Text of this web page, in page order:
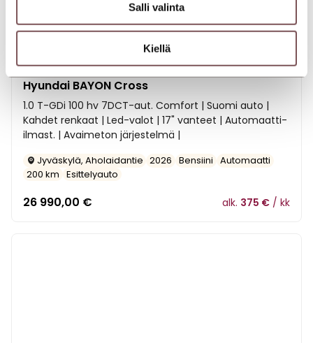
Salli valinta
Kiellä
Hyundai BAYON Cross
1.0 T-GDi 100 hv 7DCT-aut. Comfort | Suomi auto |
Kahdet renkaat | Led-valot | 17" vanteet | Automaatti-
ilmast. | Avaimeton järjestelmä |
Jyväskylä, Aholaidantie 2026 Bensiini Automaatti
200 km Esittelyauto
26 990,00 € alk. 375 € / kk